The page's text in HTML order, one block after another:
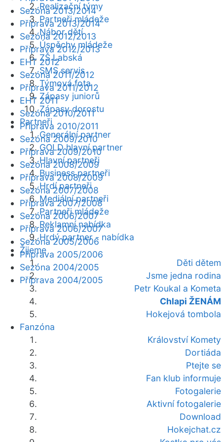
Realizační týmy
Partneři mládeže
Nábor dětí
Úspěchy mládeže
ZŠ Labská
SMS servis
Týmová fota
Zápasy juniorů
Zápasy dorostu
Partneři
Generální partner
GOLD hlavní partner
Hlavní partneři
Business partneři
Hrdí partneři
Mediální partneři
Partneři mládeže
Reklamní nabídka
Hrdý partner - nabídka
Žijeme
Děti dětem
Jsme jedna rodina
Petr Koukal a Kometa
Chlapi ŽENÁM
Hokejová tombola
Fanzóna
Království Komety
Dortiáda
Ptejte se
Fan klub informuje
Fotogalerie
Aktivní fotogalerie
Download
Hokejchat.cz
Sezóna 2013/2014
Příprava 2013/2014
Sezóna 2012/2013
Příprava 2012/2013
EHT 2012
Sezóna 2011/2012
Příprava 2011/2012
EHT 2011
Sezóna 2010/2011
Příprava 2010/2011
Sezóna 2009/2010
Příprava 2009/2010
Sezóna 2008/2009
Příprava 2008/2009
Sezóna 2007/2008
Příprava 2007/2008
Sezóna 2006/2007
Příprava 2006/2007
Sezóna 2005/2006
Příprava 2005/2006
Sezóna 2004/2005
Příprava 2004/2005